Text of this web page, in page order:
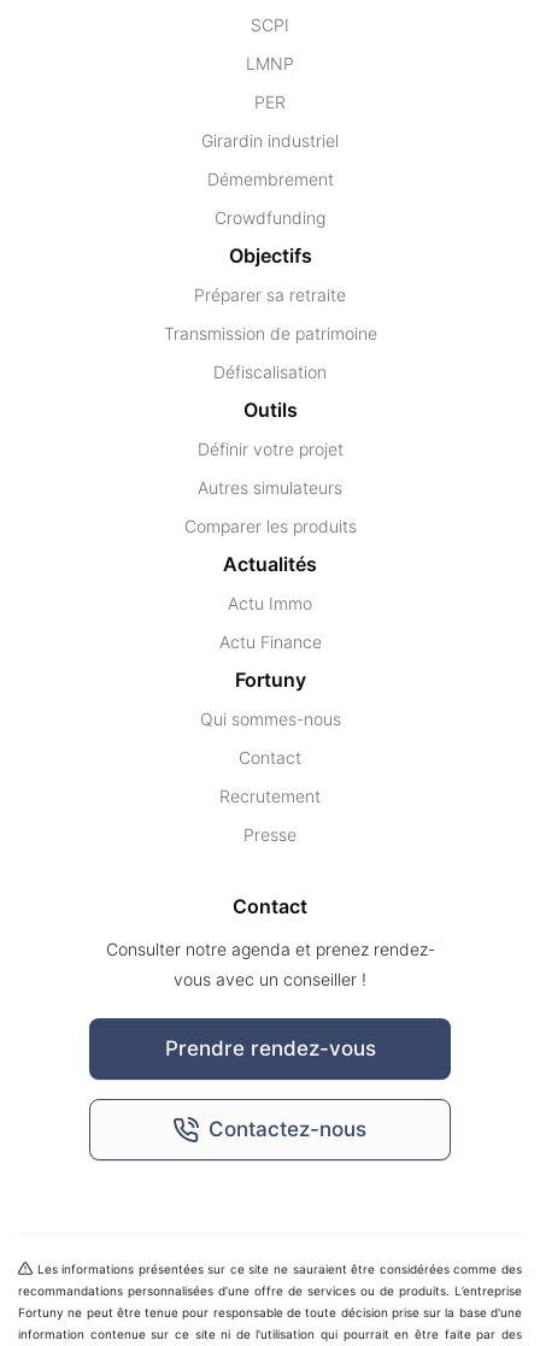
SCPI
LMNP
PER
Girardin industriel
Démembrement
Crowdfunding
Objectifs
Préparer sa retraite
Transmission de patrimoine
Défiscalisation
Outils
Définir votre projet
Autres simulateurs
Comparer les produits
Actualités
Actu Immo
Actu Finance
Fortuny
Qui sommes-nous
Contact
Recrutement
Presse
Contact
Consulter notre agenda et prenez rendez-
vous avec un conseiller !
Prendre rendez-vous
Contactez-nous
Les informations présentées sur ce site ne sauraient être considérées comme des
recommandations personnalisées d’une offre de services ou de produits. L’entreprise
Fortuny ne peut être tenue pour responsable de toute décision prise sur la base d'une
information contenue sur ce site ni de l'utilisation qui pourrait en être faite par des